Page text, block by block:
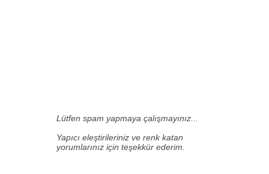
Lütfen spam yapmaya çalışmayınız...
Yapıcı eleştirileriniz ve renk katan
yorumlarınız için teşekkür ederim.